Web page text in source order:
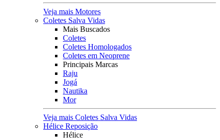
Veja mais Motores
Coletes Salva Vidas
Mais Buscados
Coletes
Coletes Homologados
Coletes em Neoprene
Principais Marcas
Raju
Jogá
Nautika
Mor
Veja mais Coletes Salva Vidas
Hélice Reposição
Hélice